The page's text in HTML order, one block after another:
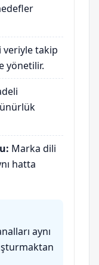
veriyle takip
yönetilir.
Marka dili
hatta
aynı